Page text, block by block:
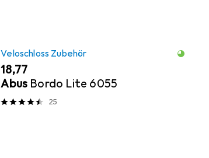
Veloschloss Zubehör
EUR
18,77
Abus Bordo Lite 6055
25